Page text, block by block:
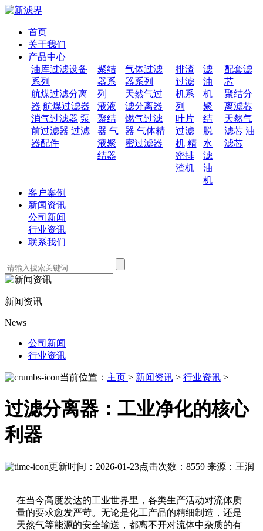
首页
关于我们
产品中心
油库过滤设备
系列
航煤过滤分离
器 航煤过滤器
消气过滤器 泵
前过滤器 过滤
器配件
聚结
器系
列
液液
聚结
器 气
液聚
结器
气体过滤
器系列
天然气过
滤分离器
燃气过滤
器 气体精
密过滤器
排渣
过滤
机系
列
叶片
过滤
机 精
密排
渣机
滤
油
机
聚
结
脱
水
滤
油
机
配套滤
芯
聚结分
离滤芯
天然气
滤芯 油
滤芯
客户案例
新闻资讯
公司新闻
行业资讯
联系我们
新闻资讯
News
公司新闻
行业资讯
当前位置： 主页 > 新闻资讯 > 行业资讯 >
过滤分离器：工业净化的核心
利器
更新时间：2026-01-23点击次数：8559 来源：王润
在当今高度发达的工业世界里，各类生产活动对流体质
量的要求愈发严苛。无论是化工产品的精细制造，还是
天然气等能源的安全输送，都离不开对流体中杂质的有